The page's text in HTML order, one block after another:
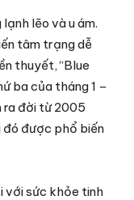
lẽo và u ám.
tâm trạng dễ
thuyết, “Blue
ba của tháng 1 –
ra đời từ 2005
đó được phổ biến
với sức khỏe tinh